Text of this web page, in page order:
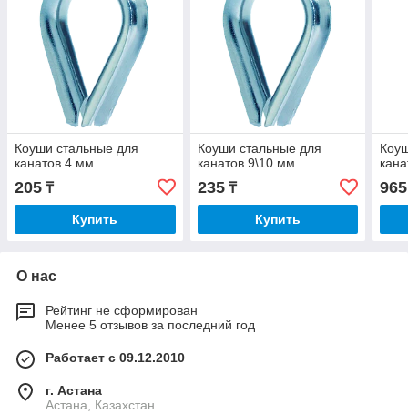
Коуши стальные для
канатов 4 мм
205 ₸
Купить
Коуши стальные для
канатов 9\10 мм
235₸
Купить
965
О нас
Рейтинг не сформирован
Менее 5 отзывов за последний год
Работает с 09.12.2010
г. Астана
Астана, Казахстан